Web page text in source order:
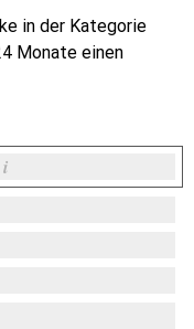
in der Kategorie
Monate einen
i